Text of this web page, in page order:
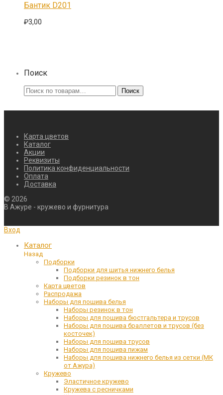
Бантик D201
₽3,00
Поиск
Искать: Поиск
Карта цветов
Каталог
Акции
Реквизиты
Политика конфиденциальности
Оплата
Доставка
© 2026
В Ажуре - кружево и фурнитура
Вход
Каталог
Назад
Подборки
Подборки для шитья нижнего белья
Подборки резинок в тон
Карта цветов
Распродажа
Наборы для пошива белья
Наборы резинок в тон
Наборы для пошива бюстгальтера и трусов
Наборы для пошива браллетов и трусов (без
косточек)
Наборы для пошива трусов
Наборы для пошива пижам
Наборы для пошива нижнего белья из сетки (МК
от Ажура)
Кружево
Эластичное кружево
Кружева с ресничками